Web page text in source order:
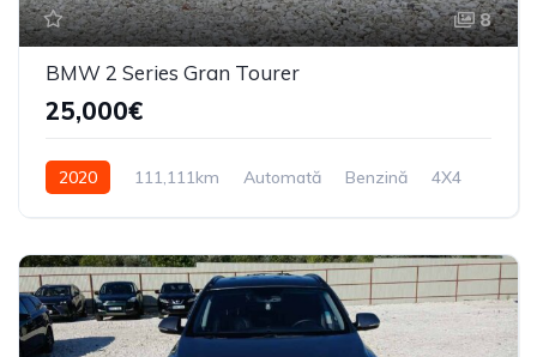
8
BMW 2 Series Gran Tourer
25,000€
2020 111,111km Automată Benzină 4X4